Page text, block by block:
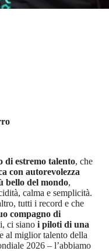
di estremo talento, che
con autorevolezza
bello del mondo,
calma e semplicità.
tutti i record e che
compagno di
ci siano i piloti di una
al miglior talento della
2026 – l’abbiamo